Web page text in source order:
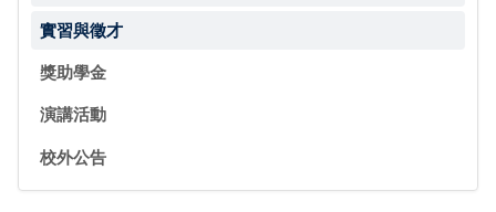
實習與徵才
獎助學金
演講活動
校外公告